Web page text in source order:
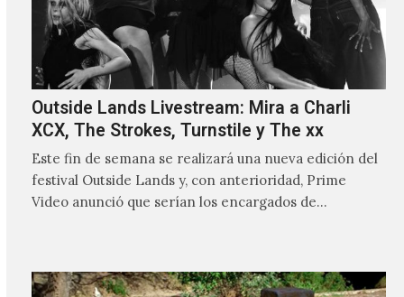
Outside Lands Livestream: Mira a Charli
XCX, The Strokes, Turnstile y The xx
Este fin de semana se realizará una nueva edición del
festival Outside Lands y, con anterioridad, Prime
Video anunció que serían los encargados de